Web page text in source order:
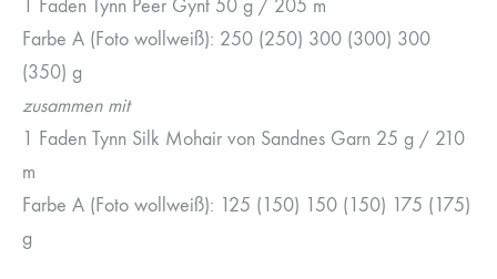
1 Faden Tynn Peer Gynt 50 g / 205 m
Farbe A (Foto wollweiß): 250 (250) 300 (300) 300
(350) g
zusammen mit
1 Faden Tynn Silk Mohair von Sandnes Garn 25 g / 210
m
Farbe A (Foto wollweiß): 125 (150) 150 (150) 175 (175)
g